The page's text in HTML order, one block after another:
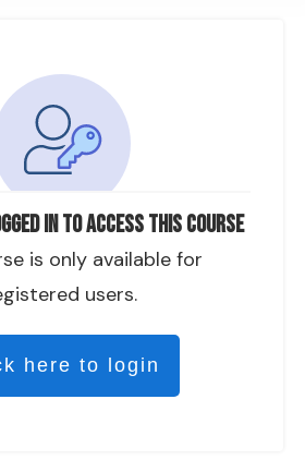
in to access this course
is only available for
users.
here to login